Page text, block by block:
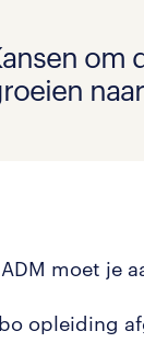
om
moet je
opleiding